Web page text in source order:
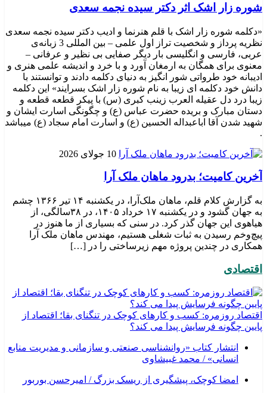
شوره زار اشک اثر دکتر سیده نجمه سعدی
«دکلمه شوره زار اشک با قلم هنرنما و ادیب دکتر سیده نجمه سعدی
نظریه پرداز و شخصیت تراز اول علمی – بین المللی 3 زبانه‌ی
عربی، فارسی و انگلیسی بار دیگر صفایی بی نظیر و عرفانی –
معنوی برای همگان به ارمغان آورد و با خرد و اندیشه علمی هنری و
ادیبانه خود طرواتی شور انگیز به دنیای دکلمه دادند و توانستند با
دانش خود دکلمه ای زیبا به نام شوره زار اشک بسرایند» این دکلمه
زیبا درد دل عقیله العرب زینب کبری (س) با پیکر قطعه قطعه و
دستان مبارک و بریده حضرت عباس (ع) و چگونگی اسارت ایشان و
شهید شدن آقا اباعبداله الحسین (ع) و اسارت امام سجاد (ع) میباشد
.
10 جولای 2026
​آخرین کامیت؛ بدرود ماهان ملک آرا
به گزارش کلام قلم، ماهان ملک‌آرا، در یکشنبه ۱۴ تیر ۱۳۶۶ چشم
به جهان گشود و در یکشنبه ۱۷ خرداد ۱۴۰۵، در ۳۸سالگی، از
هیاهوی این جهان گذر کرد. در سنی که بسیاری از ما هنوز در
پیچ‌وخم رسیدن به ثبات شغلی هستیم، مهندس ماهان ملک آرا
همکاری در چندین پروژه مهم زیرساختی را در […]
اقتصادی
اقتصاد روزمره: کسب‌ و کارهای کوچک در تنگنای بقا؛ اقتصاد از
پایین چگونه فرسایش پیدا می کند؟
انتشار کتاب «روانشناسی صنعتی و سازمانی و مدیریت منابع
انسانی» / محمد غبیشاوی
امضا کوچک، پیشگیری از ریسک بزرگ / امیرحسن بوربور